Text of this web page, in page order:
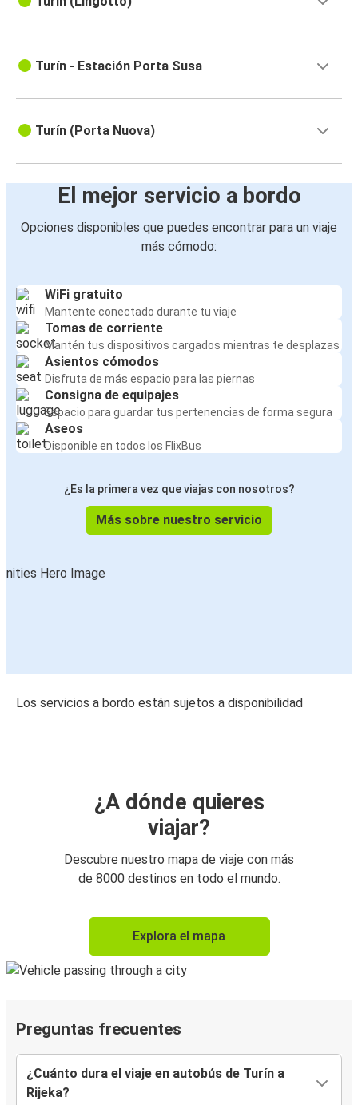
Turín - Estación Porta Susa
Turín (Porta Nuova)
El mejor servicio a bordo
Opciones disponibles que puedes encontrar para un viaje
más cómodo:
WiFi gratuito
Mantente conectado durante tu viaje
Tomas de corriente
Mantén tus dispositivos cargados mientras te desplazas
Asientos cómodos
Disfruta de más espacio para las piernas
Consigna de equipajes
Espacio para guardar tus pertenencias de forma segura
Aseos
Disponible en todos los FlixBus
¿Es la primera vez que viajas con nosotros?
Más sobre nuestro servicio
Los servicios a bordo están sujetos a disponibilidad
¿A dónde quieres
viajar?
Descubre nuestro mapa de viaje con más
de 8000 destinos en todo el mundo.
Explora el mapa
Preguntas frecuentes
¿Cuánto dura el viaje en autobús de Turín a
Rijeka?